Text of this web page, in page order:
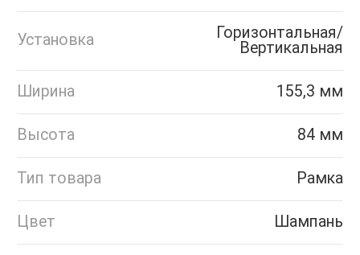
Установка
Горизонтальная/
Вертикальная
Ширина 155,3 мм
Высота 84 мм
Тип товара Рамка
Цвет Шампань